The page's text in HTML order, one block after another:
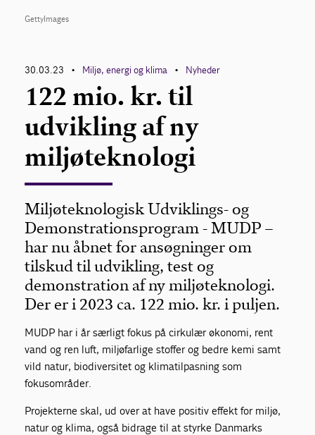
GettyImages
30.03.23 • Miljø, energi og klima • Nyheder
122 mio. kr. til
udvikling af ny
miljøteknologi
Miljøteknologisk Udviklings- og
Demonstrationsprogram - MUDP –
har nu åbnet for ansøgninger om
tilskud til udvikling, test og
demonstration af ny miljøteknologi.
Der er i 2023 ca. 122 mio. kr. i puljen.
MUDP har i år særligt fokus på cirkulær økonomi, rent
vand og ren luft, miljøfarlige stoffer og bedre kemi samt
vild natur, biodiversitet og klimatilpasning som
fokusområder.
Projekterne skal, ud over at have positiv effekt for miljø,
natur og klima, også bidrage til at styrke Danmarks